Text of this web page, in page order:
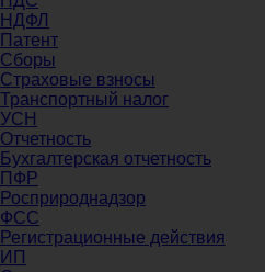
НДФЛ
Патент
Сборы
Страховые взносы
Транспортный налог
УСН
Отчетность
Бухгалтерская отчетность
ПФР
Росприроднадзор
ФСС
Регистрационные действия
ИП